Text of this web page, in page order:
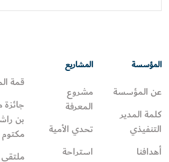
المؤسسة
عن المؤسسة
كلمة المدير
التنفيذي
أهدافنا
المشاريع
مشروع
المعرفة
تحدي الأمية
استراحة
قمة
بن
مكتوم
ملتقى